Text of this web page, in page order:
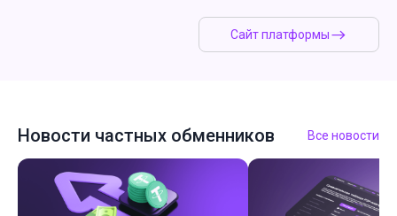
Сайт платформы
Новости частных обменников Все новости